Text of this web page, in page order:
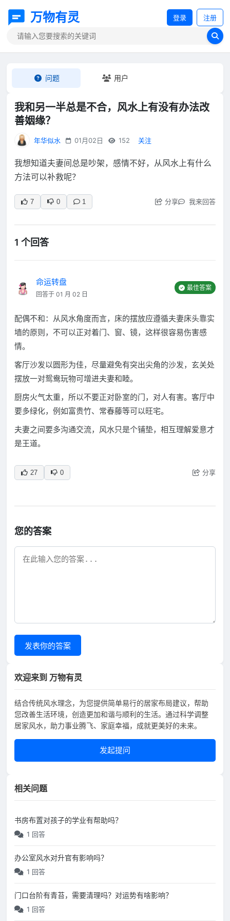
万物有灵 登录 注册
问题 用户
我和另一半总是不合，风水上有没有办法改
善姻缘？
年华似水 01月02日 152 关注
我想知道夫妻间总是吵架，感情不好，从风水上有什么
方法可以补救呢？
7 0 1 分享 我来回答
1 个回答
命运转盘
回答于 01 月 02 日
最佳答案
配偶不和：从风水角度而言，床的摆放应遵循夫妻床头靠实
墙的原则，不可以正对着门、窗、镜，这样很容易伤害感
情。
客厅沙发以圆形为佳，尽量避免有突出尖角的沙发，玄关处
摆放一对鸳鸯玩物可增进夫妻和睦。
厨房火气太重，所以不要正对卧室的门，对人有害。客厅中
要多绿化，例如富贵竹、常春藤等可以旺宅。
夫妻之间要多沟通交流，风水只是个铺垫，相互理解爱意才
是王道。
27 0 分享
您的答案
发表你的答案
欢迎来到 万物有灵
结合传统风水理念，为您提供简单易行的居家布局建议，帮助
您改善生活环境，创造更加和谐与顺利的生活。通过科学调整
居家风水，助力事业腾飞、家庭幸福，成就更美好的未来。
发起提问
相关问题
书房布置对孩子的学业有帮助吗？
1 回答
办公室风水对升官有影响吗？
1 回答
门口台阶有青苔，需要清理吗？对运势有啥影响？
1 回答